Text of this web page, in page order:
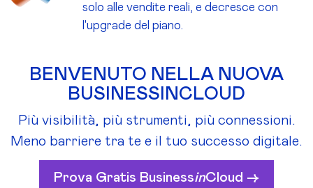
solo alle vendite reali, e decresce con
l'upgrade del piano.
BENVENUTO NELLA NUOVA
BUSINESSINCLOUD
Più visibilità, più strumenti, più connessioni.
Meno barriere tra te e il tuo successo digitale.
Prova Gratis BusinessinCloud ->